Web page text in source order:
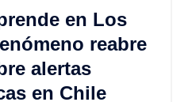
en Los
reabre
alertas
en Chile